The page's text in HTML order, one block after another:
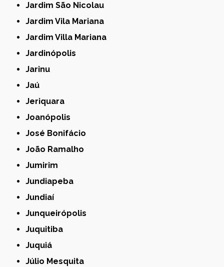
Jardim São Nicolau
Jardim Vila Mariana
Jardim Villa Mariana
Jardinópolis
Jarinu
Jaú
Jeriquara
Joanópolis
José Bonifácio
João Ramalho
Jumirim
Jundiapeba
Jundiaí
Junqueirópolis
Juquitiba
Juquiá
Júlio Mesquita